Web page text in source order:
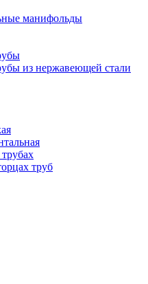
манифольды
из нержавеющей стали
труб